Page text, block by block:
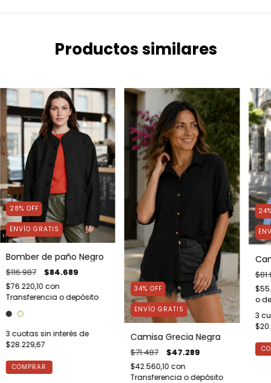
Productos similares
28% OFF
ENVÍO GRATIS
Bomber de paño Negro
$116.987 $84.689
$76.220,10 con
Transferencia o depósito
3 cuotas sin interés de
$28.229,67
COMPRAR
34% OFF
ENVÍO GRATIS
Camisa Grecia Negra
$71.487 $47.289
$42.560,10 con
Transferencia o depósito
24
o
3